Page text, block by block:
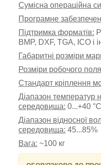
Сумісна операційна
Програмне
Підтримка форматів:
BMP, DXF, TGA, ICO і
Габаритні розміри
Розміри робочого
Стандарт кріплення
Діапазон температур
середовища: 0...+40 °С
Діапазон відносної
середовища: 45...85%
Вага: ~100 кг